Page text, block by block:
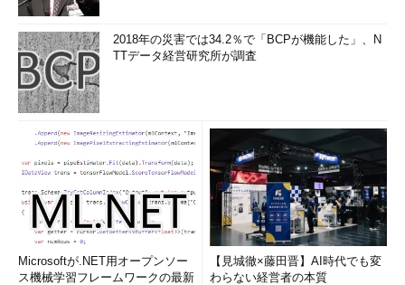
2018年の災害では34.2％で「BCPが機能した」、N
TTデータ経営研究所が調査
Microsoftが.NET用オープンソー
ス機械学習フレームワークの最新
【見城徹×藤田晋】AI時代でも変
わらない経営者の本質